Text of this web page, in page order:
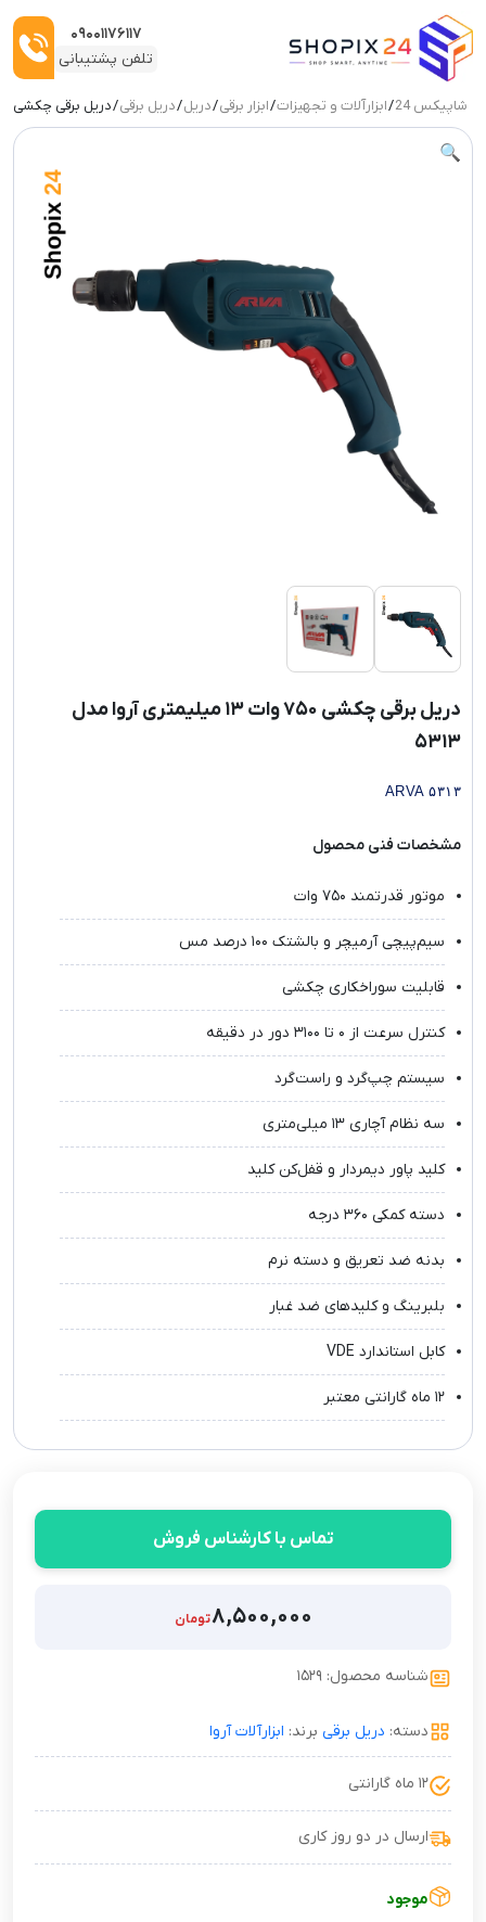
۰۹۰۰۱۱۷۶۱۱۷
تلفن پشتیبانی
شاپیکس 24 /ابزارآلات و تجهیزات/ابزار برقی/دریل/دریل برقی/ دریل برقی چکشی ۷۵۰ وات ۱۳ میلیمتری آروا مدل ۵۳۱۳
🔍
دریل برقی چکشی ۷۵۰ وات ۱۳ میلیمتری آروا مدل
۵۳۱۳
ARVA ۵۳۱۳
مشخصات فنی محصول
موتور قدرتمند ۷۵۰ وات
سیم‌پیچی آرمیچر و بالشتک ۱۰۰ درصد مس
قابلیت سوراخکاری چکشی
کنترل سرعت از ۰ تا ۳۱۰۰ دور در دقیقه
سیستم چپ‌گرد و راست‌گرد
سه نظام آچاری ۱۳ میلی‌متری
کلید پاور دیمردار و قفل‌کن کلید
دسته کمکی ۳۶۰ درجه
بدنه ضد تعریق و دسته نرم
بلبرینگ و کلیدهای ضد غبار
کابل استاندارد VDE
۱۲ ماه گارانتی معتبر
موجود
ارسال در دو روز کاری
۱۲ ماه گارانتی
دسته: دریل برقی برند: ابزارآلات آروا
شناسه محصول: ۱۵۲۹
۸,۵۰۰,۰۰۰تومان
تماس با کارشناس فروش